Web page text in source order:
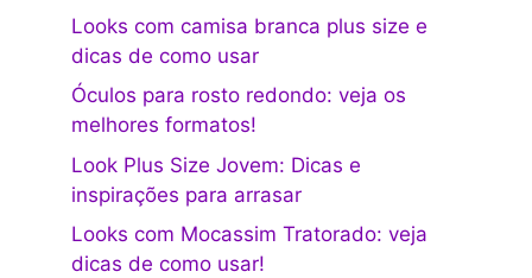
Looks com camisa branca plus size e
dicas de como usar
Óculos para rosto redondo: veja os
melhores formatos!
Look Plus Size Jovem: Dicas e
inspirações para arrasar
Looks com Mocassim Tratorado: veja
dicas de como usar!